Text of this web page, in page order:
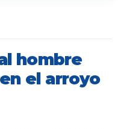
hombre
el arroyo